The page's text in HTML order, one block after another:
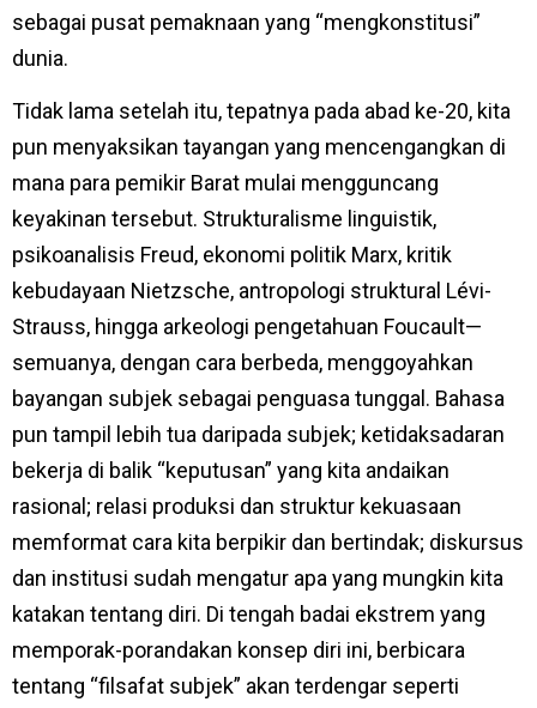
sebagai pusat pemaknaan yang “mengkonstitusi”
dunia.
Tidak lama setelah itu, tepatnya pada abad ke-20, kita
pun menyaksikan tayangan yang mencengangkan di
mana para pemikir Barat mulai mengguncang
keyakinan tersebut. Strukturalisme linguistik,
psikoanalisis Freud, ekonomi politik Marx, kritik
kebudayaan Nietzsche, antropologi struktural Lévi-
Strauss, hingga arkeologi pengetahuan Foucault—
semuanya, dengan cara berbeda, menggoyahkan
bayangan subjek sebagai penguasa tunggal. Bahasa
pun tampil lebih tua daripada subjek; ketidaksadaran
bekerja di balik “keputusan” yang kita andaikan
rasional; relasi produksi dan struktur kekuasaan
memformat cara kita berpikir dan bertindak; diskursus
dan institusi sudah mengatur apa yang mungkin kita
katakan tentang diri. Di tengah badai ekstrem yang
memporak-porandakan konsep diri ini, berbicara
tentang “filsafat subjek” akan terdengar seperti